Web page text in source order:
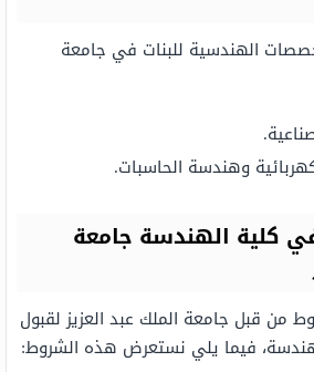
الهندسية للبنات في جامعة
وهندسة الحاسبات.
كلية الهندسة جامعة
من قبل جامعة الملك عبد العزيز لقبول
فيما يلي نستعرض هذه الشروط: